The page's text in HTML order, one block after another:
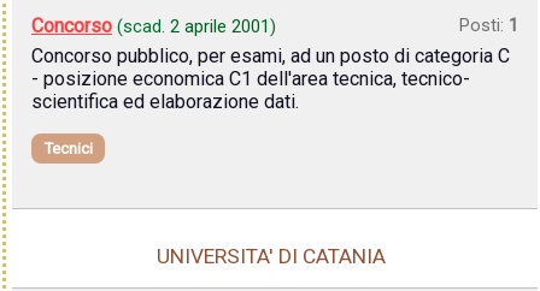
Concorso (scad. 2 aprile 2001) Posti: 1
Concorso pubblico, per esami, ad un posto di categoria C
- posizione economica C1 dell'area tecnica, tecnico-
scientifica ed elaborazione dati.
Tecnici
UNIVERSITA' DI CATANIA